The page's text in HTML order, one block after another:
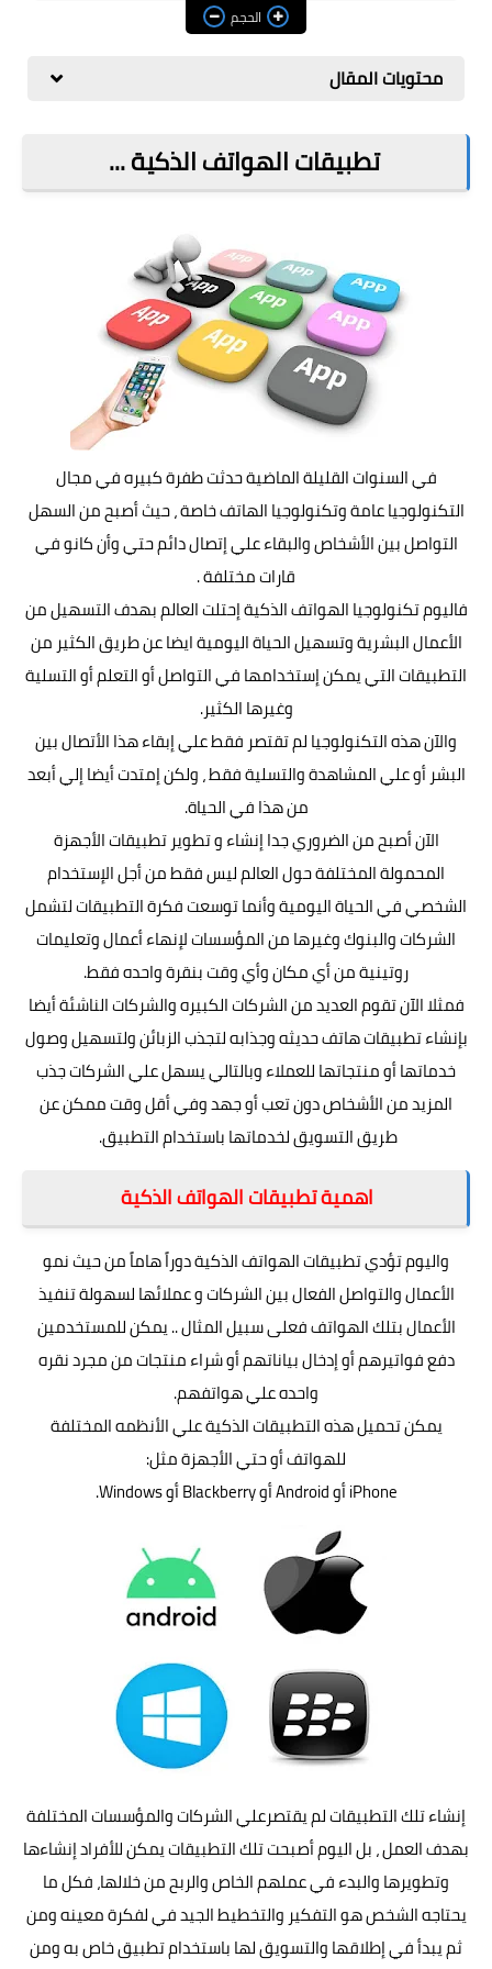
الربح من الانترنت
ذكاء اصطناعي
الحجم
محتويات المقال
تطبيقات الهواتف الذكية ...
في السنوات القليلة الماضية حدثت طفرة كبيره في مجال
التكنولوجياعامة وتكنولوجيا الهاتف خاصة ، حيث أصبح من السهل
التواصل بين الأشخاص والبقاء علي إتصال دائم حتي وأن كانو في
قارات مختلفة .
فاليوم تكنولوجيا الهواتف الذكية إحتلت العالم بهدف التسهيل من
الأعمال البشرية وتسهيل الحياة اليومية ايضا عن طريق الكثير من
التطبيقات التي يمكن إستخدامها في التواصل أو التعلم أو التسلية
وغيرها الكثير.
والآن هذه التكنولوجيا لم تقتصر فقط علي إبقاء هذا الأتصال بين
البشر أو علي المشاهدة والتسلية فقط ، ولكن إمتدت أيضا إلي أبعد
من هذا في الحياة.
الآن أصبح من الضروري جدا إنشاء و تطوير تطبيقات الأجهزة
المحمولة المختلفة حول العالم ليس فقط من أجل الإستخدام
الشخصي في الحياة اليومية وأنما توسعت فكرة التطبيقات لتشمل
الشركات والبنوك وغيرها من المؤسسات لإنهاء أعمال وتعليمات
روتينية من أي مكان وأي وقت بنقرة واحده فقط.
فمثلا الآن تقوم العديد من الشركات الكبيره والشركات الناشئة أيضا
بإنشاء تطبيقات هاتف حديثه وجذابه لتجذب الزبائن ولتسهيل وصول
خدماتها أو منتجاتها للعملاء وبالتالي يسهل علي الشركات جذب
المزيد من الأشخاص دون تعب أو جهد وفي أقل وقت ممكن عن
طريق التسويق لخدماتها باستخدام التطبيق.
اهمية تطبيقات الهواتف الذكية
واليوم تؤدي تطبيقات الهواتف الذكية دوراً هاماً من حيث نمو
الأعمال والتواصل الفعال بين الشركات و عملائها لسهولة تنفيذ
الأعمال بتلك الهواتف فعلى سبيل المثال .. يمكن للمستخدمين
دفع فواتيرهم أو إدخال بياناتهم أو شراء منتجات من مجرد نقره
واحده علي هواتفهم.
يمكن تحميل هذه التطبيقات الذكية علي الأنظمه المختلفة
للهواتف أو حتي الأجهزة مثل:
iPhone أو Android أو Blackberry أو Windows.
إنشاء تلك التطبيقات لم يقتصرعلي الشركات والمؤسسات المختلفة
بهدف العمل ، بل اليوم أصبحت تلك التطبيقات يمكن للأفراد إنشاءها
وتطويرها والبدء في عملهم الخاص والربح من خلالها، فكل ما
يحتاجه الشخص هو التفكير والتخطيط الجيد في لفكرة معينه ومن
ثم يبدأ في إطلاقها والتسويق لها باستخدام تطبيق خاص به ومن